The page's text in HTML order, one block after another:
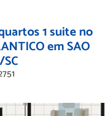
1 suite no
em SAO